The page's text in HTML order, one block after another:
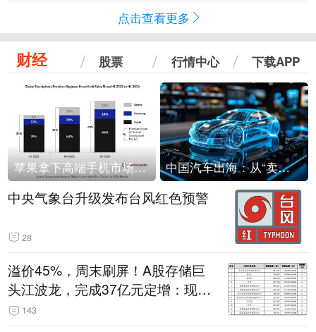
点击查看更多
财经 股票 行情中心 下载APP
苹果拿下高端手机市场65%的份额：iPhone 17系列功不可没 中国汽车出海：从“卖出去”到“走进去”
中央气象台升级发布台风红色预警
28
溢价45%，周末刷屏！A股存储巨
头江波龙，完成37亿元定增：现价
386.6元，定增价560元
143